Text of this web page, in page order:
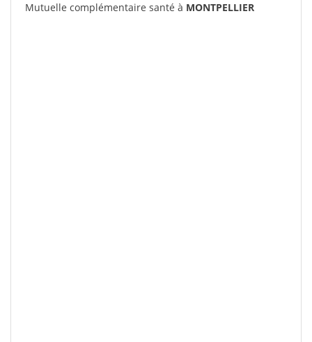
Mutuelle complémentaire santé à MONTPELLIER